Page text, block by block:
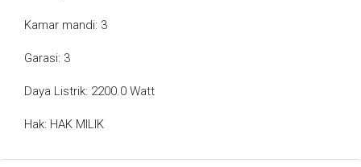
Kamar mandi: 3
Garasi: 3
Daya Listrik: 2200.0 Watt
Hak: HAK MILIK